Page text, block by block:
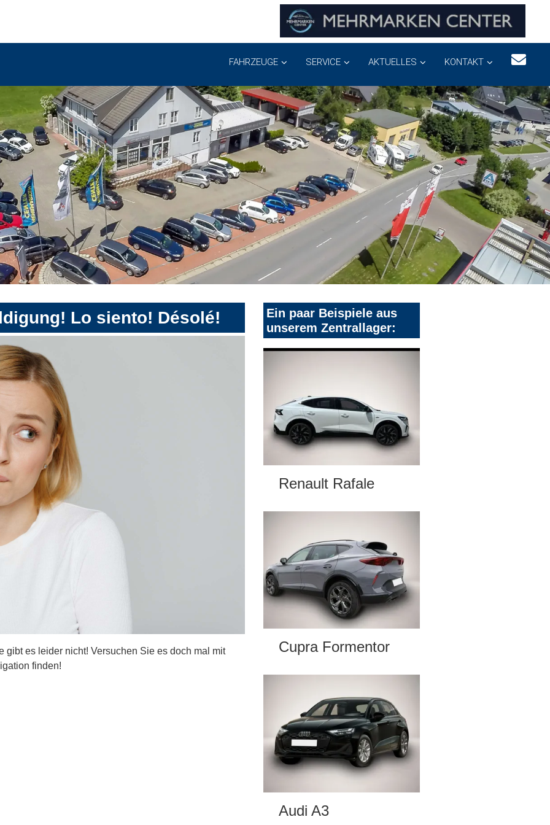
FAHRZEUGE SERVICE AKTUELLES KONTAKT
Lo siento! Désolé!
gibt es leider nicht! Versuchen Sie es doch mal mit
finden!
Ein paar Beispiele aus
unserem Zentrallager:
Renault Rafale
Cupra Formentor
Audi A3